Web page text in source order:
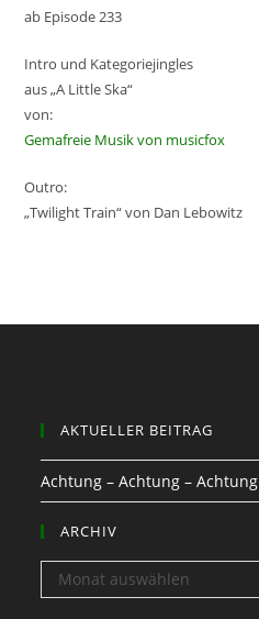
ab Episode 233
Intro und Kategoriejingles
aus „A Little Ska“
von:
Gemafreie Musik von musicfox
Outro:
„Twilight Train“ von Dan Lebowitz
AKTUELLER BEITRAG
Achtung – Achtung – Achtung
ARCHIV
ARCHIV
Monat auswählen